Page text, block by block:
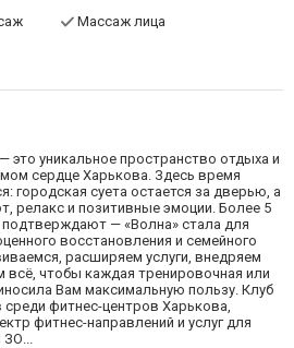
Массаж лица
это уникальное пространство отдыха и
сердце Харькова. Здесь время
городская суета остается за дверью, а
релакс и позитивные эмоции. Более 5
— «Волна» стала для
восстановления и семейного
расширяем услуги, внедряем
чтобы каждая тренировочная или
Вам максимальную пользу. Клуб
фитнес-центров Харькова,
фитнес-направлений и услуг для